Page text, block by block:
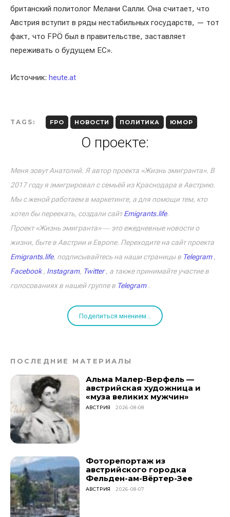
британский политолог Мелани Салли. Она считает, что
Австрия вступит в ряды нестабильных государств, — тот
факт, что FPÖ был в правительстве, заставляет
переживать о будущем ЕС».
Источник: heute.at
TAGS: FPO НОВОСТИ ПОЛИТИКА ЮМОР
О проекте:
Меня зовут Анатолий. Я автор проекта «Жизнь эмигранта». В
2017 году я эмигрировал с семьёй из Краснодара в Австрию.
Мы с женой работаем в маркетинге, а для помощи тем, кто
хотел бы переехать, создали сайтEmigrants.life.
Проект «Жизнь эмигранта» ― это ежедневные новости о
жизни, быте в Австрии и Европе. Переходите на сайт проекта
Emigrants.life, подписывайтесь на наши страницы в Telegram,
Facebook, Instagram, Twitter, а также принимайте участие в
голосованиях в нашей группе в Telegram.
Поделиться мнением...
ПОСЛЕДНИЕ МАТЕРИАЛЫ
Альма Малер-Верфель —
австрийская художница и
«муза великих мужчин»
АВСТРИЯ 2026-08-08
Фоторепортаж из
австрийского городка
Фельден-ам-Вёртер-Зее
АВСТРИЯ 2026-08-07